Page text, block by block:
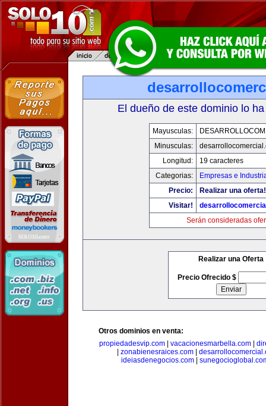
El dueño de este dominio lo
Mayusculas:
Minusculas:
Longitud:
19 caracteres
Categorias:
Empresas e
Precio:
Realizar una oferta!
Visitar!
Serán consideradas
Realizar una Oferta
Precio Ofrecido $
Otros dominios en venta:
propiedadesvip.com
vacacionesmarbella.com
zonabienesraices.com
ideiasdenegocios.com|